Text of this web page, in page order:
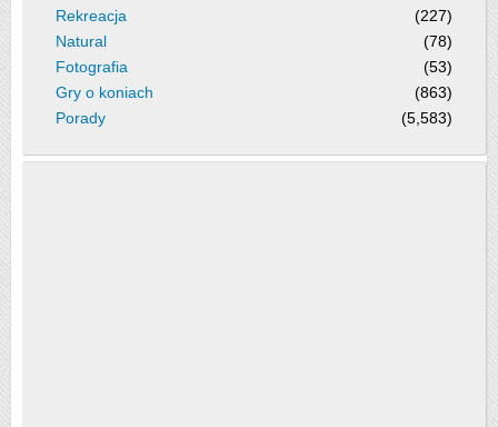
Rekreacja
(227)
Natural
(78)
Fotografia
(53)
Gry o koniach
(863)
Porady
(5,583)